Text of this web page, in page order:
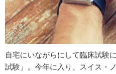
自宅にいながらにして臨床試験
試験」。今年に入り、スイス・